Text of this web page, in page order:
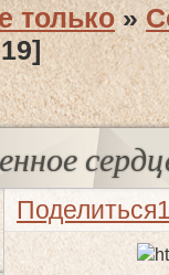
только »
Поделиться